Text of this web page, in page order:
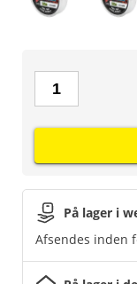
På lager i
Afsendes inden